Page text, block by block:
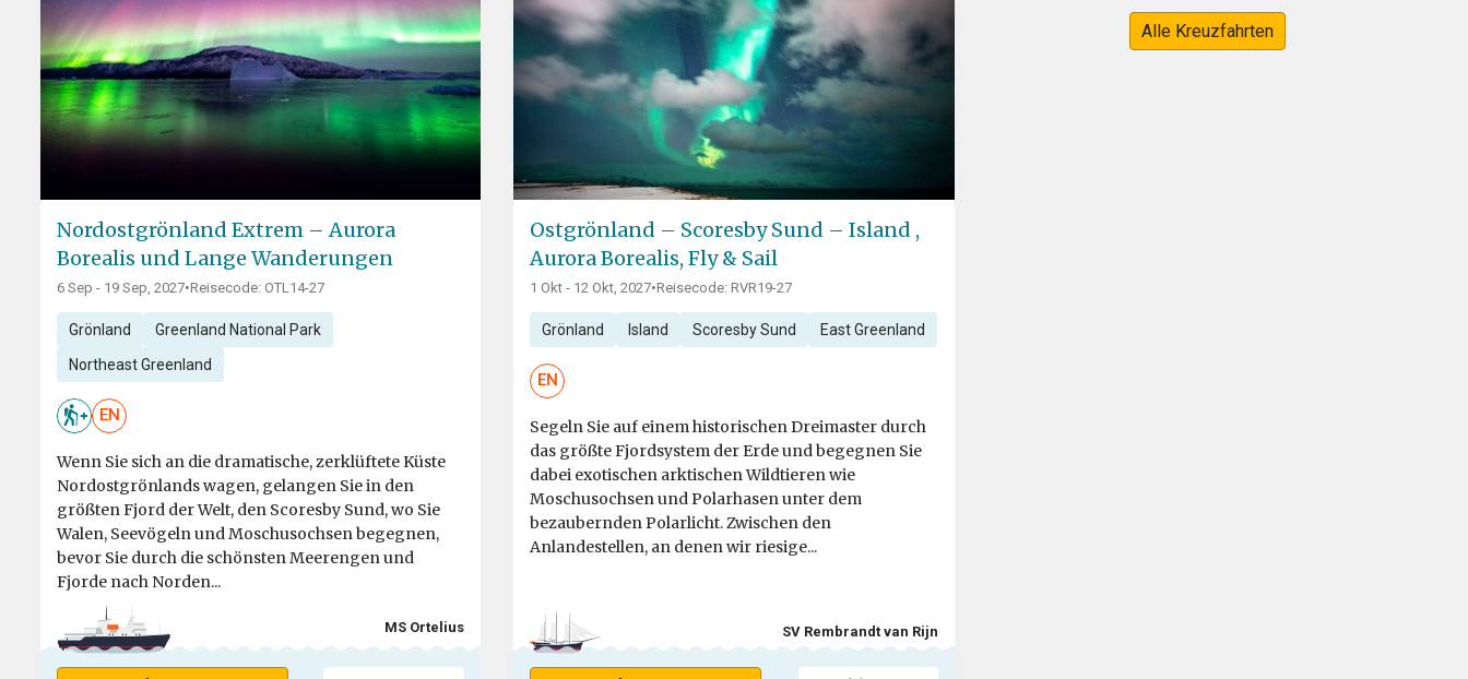
Nordostgrönland Extrem – Aurora
Borealis und Lange Wanderungen
6 Sep - 19 Sep, 2027•Reisecode: OTL14-27
Grönland Greenland National Park
Northeast Greenland
EN
Wenn Sie sich an die dramatische, zerklüftete Küste
Nordostgrönlands wagen, gelangen Sie in den
größten Fjord der Welt, den Scoresby Sund, wo Sie
Walen, Seevögeln und Moschusochsen begegnen,
bevor Sie durch die schönsten Meerengen und
Fjorde nach Norden...
MS Ortelius
Ostgrönland – Scoresby Sund – Island ,
Aurora Borealis, Fly & Sail
1 Okt - 12 Okt, 2027•Reisecode: RVR19-27
Grönland Island Scoresby Sund East Greenland
EN
Segeln Sie auf einem historischen Dreimaster durch
das größte Fjordsystem der Erde und begegnen Sie
dabei exotischen arktischen Wildtieren wie
Moschusochsen und Polarhasen unter dem
bezaubernden Polarlicht. Zwischen den
Anlandestellen, an denen wir riesige...
SV Rembrandt van Rijn
Alle Kreuzfahrten